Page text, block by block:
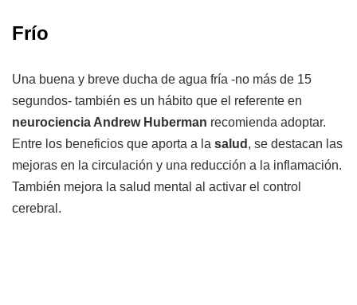
Frío
Una buena y breve ducha de agua fría -no más de 15
segundos- también es un hábito que el referente en
neurociencia Andrew Huberman recomienda adoptar.
Entre los beneficios que aporta a la salud , se destacan las
mejoras en la circulación y una reducción a la inflamación.
También mejora la salud mental al activar el control
cerebral.